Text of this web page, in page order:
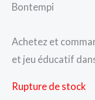
Bontempi
Achetez et
et jeu éducatif
Rupture de stock